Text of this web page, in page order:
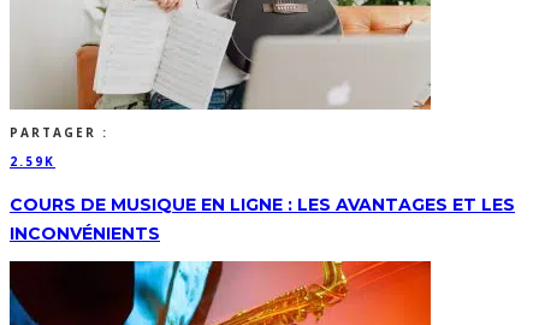
PARTAGER :
2.59K
COURS DE MUSIQUE EN LIGNE : LES AVANTAGES ET LES
INCONVÉNIENTS